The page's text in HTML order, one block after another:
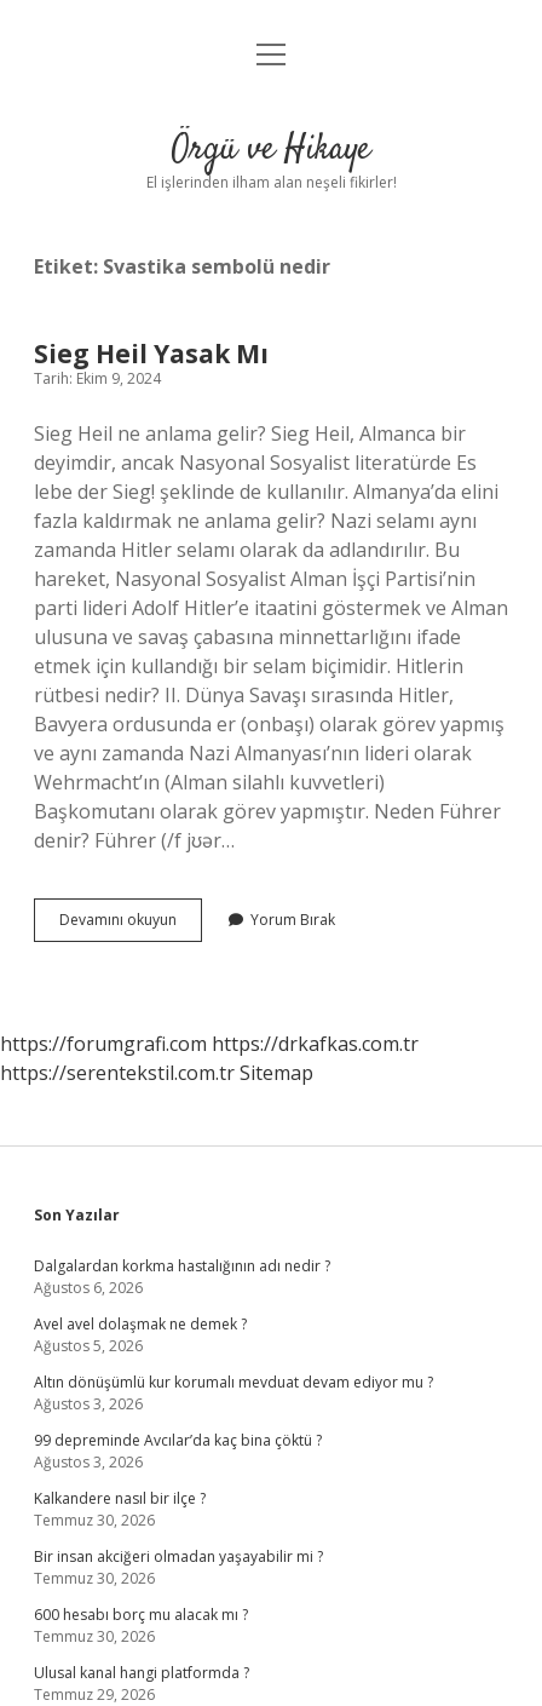
Anasayfa
Yasal Uyarı
menüyü
Örgü ve Hikaye
El işlerinden ilham alan neşeli fikirler!
Etiket: Svastika sembolü nedir
Sieg Heil Yasak Mı
Tarih: Ekim 9, 2024
Sieg Heil ne anlama gelir? Sieg Heil, Almanca bir
deyimdir, ancak Nasyonal Sosyalist literatürde Es
lebe der Sieg! şeklinde de kullanılır. Almanya’da elini
fazla kaldırmak ne anlama gelir? Nazi selamı aynı
zamanda Hitler selamı olarak da adlandırılır. Bu
hareket, Nasyonal Sosyalist Alman İşçi Partisi’nin
parti lideri Adolf Hitler’e itaatini göstermek ve Alman
ulusuna ve savaş çabasına minnettarlığını ifade
etmek için kullandığı bir selam biçimidir. Hitlerin
rütbesi nedir? II. Dünya Savaşı sırasında Hitler,
Bavyera ordusunda er (onbaşı) olarak görev yapmış
ve aynı zamanda Nazi Almanyası’nın lideri olarak
Wehrmacht’ın (Alman silahlı kuvvetleri)
Başkomutanı olarak görev yapmıştır. Neden Führer
denir? Führer (/f jʊər…
Devamını okuyun
Heil
Yorum Bırak
https://forumgrafi.com https://drkafkas.com.tr
https://serentekstil.com.trSitemap
Sidebar
Son Yazılar
Dalgalardan korkma hastalığının adı nedir ?
Ağustos 6, 2026
Avel avel dolaşmak ne demek ?
Ağustos 5, 2026
Altın dönüşümlü kur korumalı mevduat devam ediyor mu ?
Ağustos 3, 2026
99 depreminde Avcılar’da kaç bina çöktü ?
Ağustos 3, 2026
Kalkandere nasıl bir ilçe ?
Temmuz 30, 2026
Bir insan akciğeri olmadan yaşayabilir mi ?
Temmuz 30, 2026
600 hesabı borç mu alacak mı ?
Temmuz 30, 2026
Ulusal kanal hangi platformda ?
Temmuz 29, 2026